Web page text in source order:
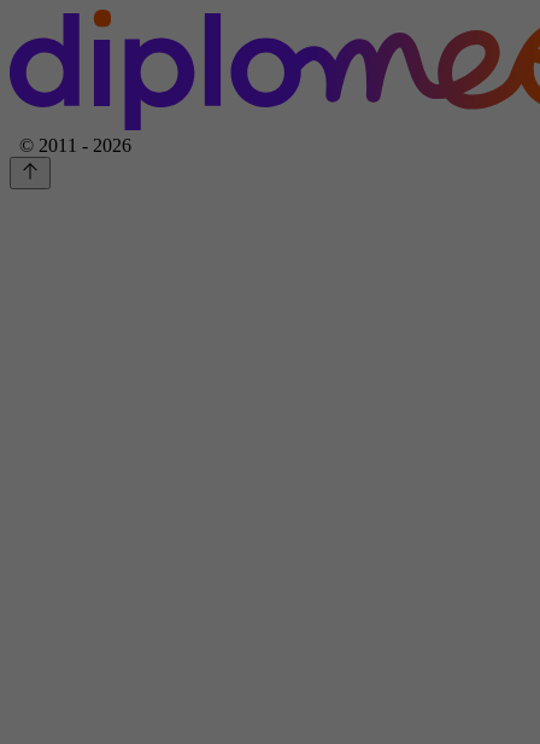
© 2011 - 2026